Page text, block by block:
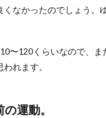
くなかったのでしょう。
〜120くらいなので、
れます。
運動。